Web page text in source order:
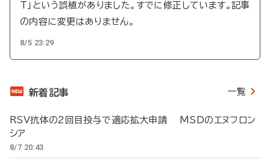
T」という誤植がありました。すでに修正しています。記事
の内容に変更はありません。
8/5 23:29
新着記事 一覧
RSV抗体の2回目投与で適応拡大申請 MSDのエヌフロン
シア
8/7 20:43